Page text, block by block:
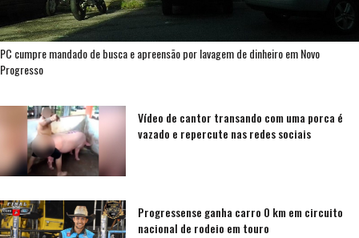
PC cumpre mandado de busca e apreensão por lavagem de dinheiro em Novo
Progresso
Vídeo de cantor transando com uma porca é
vazado e repercute nas redes sociais
Progressense ganha carro 0 km em circuito
nacional de rodeio em touro